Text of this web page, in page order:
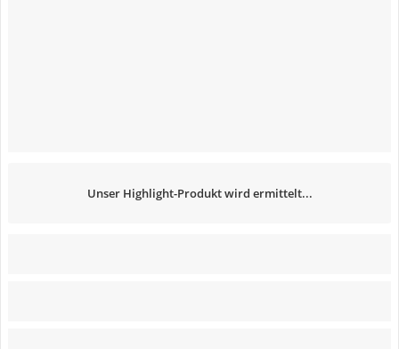
Unser Highlight-Produkt wird ermittelt...